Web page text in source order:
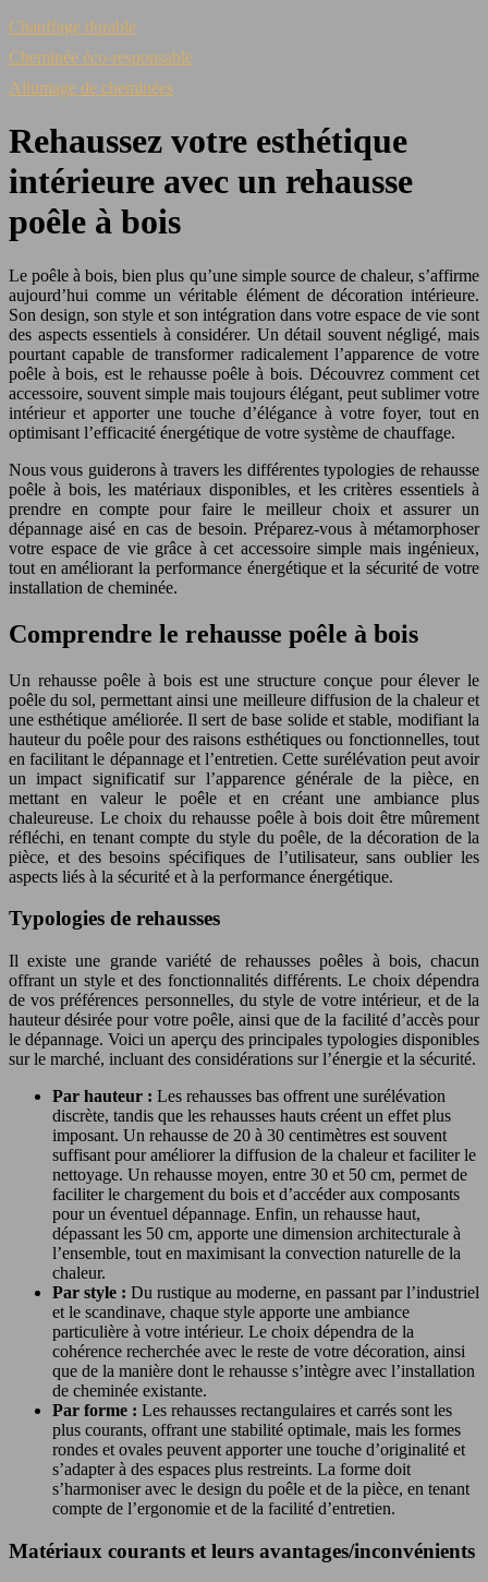
Chauffage durable
Cheminée éco-responsable
Allumage de cheminées
Rehaussez votre esthétique
intérieure avec un rehausse
poêle à bois
Le poêle à bois, bien plus qu’une simple source de chaleur, s’affirme
aujourd’hui comme un véritable élément de décoration intérieure.
Son design, son style et son intégration dans votre espace de vie sont
des aspects essentiels à considérer. Un détail souvent négligé, mais
pourtant capable de transformer radicalement l’apparence de votre
poêle à bois, est le rehausse poêle à bois. Découvrez comment cet
accessoire, souvent simple mais toujours élégant, peut sublimer votre
intérieur et apporter une touche d’élégance à votre foyer, tout en
optimisant l’efficacité énergétique de votre système de chauffage.
Nous vous guiderons à travers les différentes typologies de rehausse
poêle à bois, les matériaux disponibles, et les critères essentiels à
prendre en compte pour faire le meilleur choix et assurer un
dépannage aisé en cas de besoin. Préparez-vous à métamorphoser
votre espace de vie grâce à cet accessoire simple mais ingénieux,
tout en améliorant la performance énergétique et la sécurité de votre
installation de cheminée.
Comprendre le rehausse poêle à bois
Un rehausse poêle à bois est une structure conçue pour élever le
poêle du sol, permettant ainsi une meilleure diffusion de la chaleur et
une esthétique améliorée. Il sert de base solide et stable, modifiant la
hauteur du poêle pour des raisons esthétiques ou fonctionnelles, tout
en facilitant le dépannage et l’entretien. Cette surélévation peut avoir
un impact significatif sur l’apparence générale de la pièce, en
mettant en valeur le poêle et en créant une ambiance plus
chaleureuse. Le choix du rehausse poêle à bois doit être mûrement
réfléchi, en tenant compte du style du poêle, de la décoration de la
pièce, et des besoins spécifiques de l’utilisateur, sans oublier les
aspects liés à la sécurité et à la performance énergétique.
Typologies de rehausses
Il existe une grande variété de rehausses poêles à bois, chacun
offrant un style et des fonctionnalités différents. Le choix dépendra
de vos préférences personnelles, du style de votre intérieur, et de la
hauteur désirée pour votre poêle, ainsi que de la facilité d’accès pour
le dépannage. Voici un aperçu des principales typologies disponibles
sur le marché, incluant des considérations sur l’énergie et la sécurité.
Par hauteur : Les rehausses bas offrent une surélévation
discrète, tandis que les rehausses hauts créent un effet plus
imposant. Un rehausse de 20 à 30 centimètres est souvent
suffisant pour améliorer la diffusion de la chaleur et faciliter le
nettoyage. Un rehausse moyen, entre 30 et 50 cm, permet de
faciliter le chargement du bois et d’accéder aux composants
pour un éventuel dépannage. Enfin, un rehausse haut,
dépassant les 50 cm, apporte une dimension architecturale à
l’ensemble, tout en maximisant la convection naturelle de la
chaleur.
Par style : Du rustique au moderne, en passant par l’industriel
et le scandinave, chaque style apporte une ambiance
particulière à votre intérieur. Le choix dépendra de la
cohérence recherchée avec le reste de votre décoration, ainsi
que de la manière dont le rehausse s’intègre avec l’installation
de cheminée existante.
Par forme : Les rehausses rectangulaires et carrés sont les
plus courants, offrant une stabilité optimale, mais les formes
rondes et ovales peuvent apporter une touche d’originalité et
s’adapter à des espaces plus restreints. La forme doit
s’harmoniser avec le design du poêle et de la pièce, en tenant
compte de l’ergonomie et de la facilité d’entretien.
Matériaux courants et leurs avantages/inconvénients